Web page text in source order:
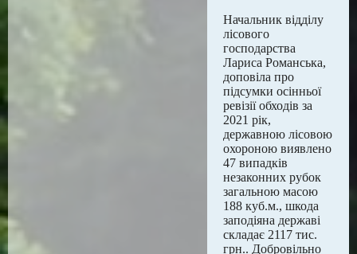
Начальник відділу
лісового
господарства
Лариса Романська,
доповіла про
підсумки осінньої
ревізії обходів за
2021 рік,
державною лісовою
охороною виявлено
47 випадків
незаконних рубок
загальною масою
188 куб.м., шкода
заподіяна державі
складає 2117 тис.
грн.. Добровільно